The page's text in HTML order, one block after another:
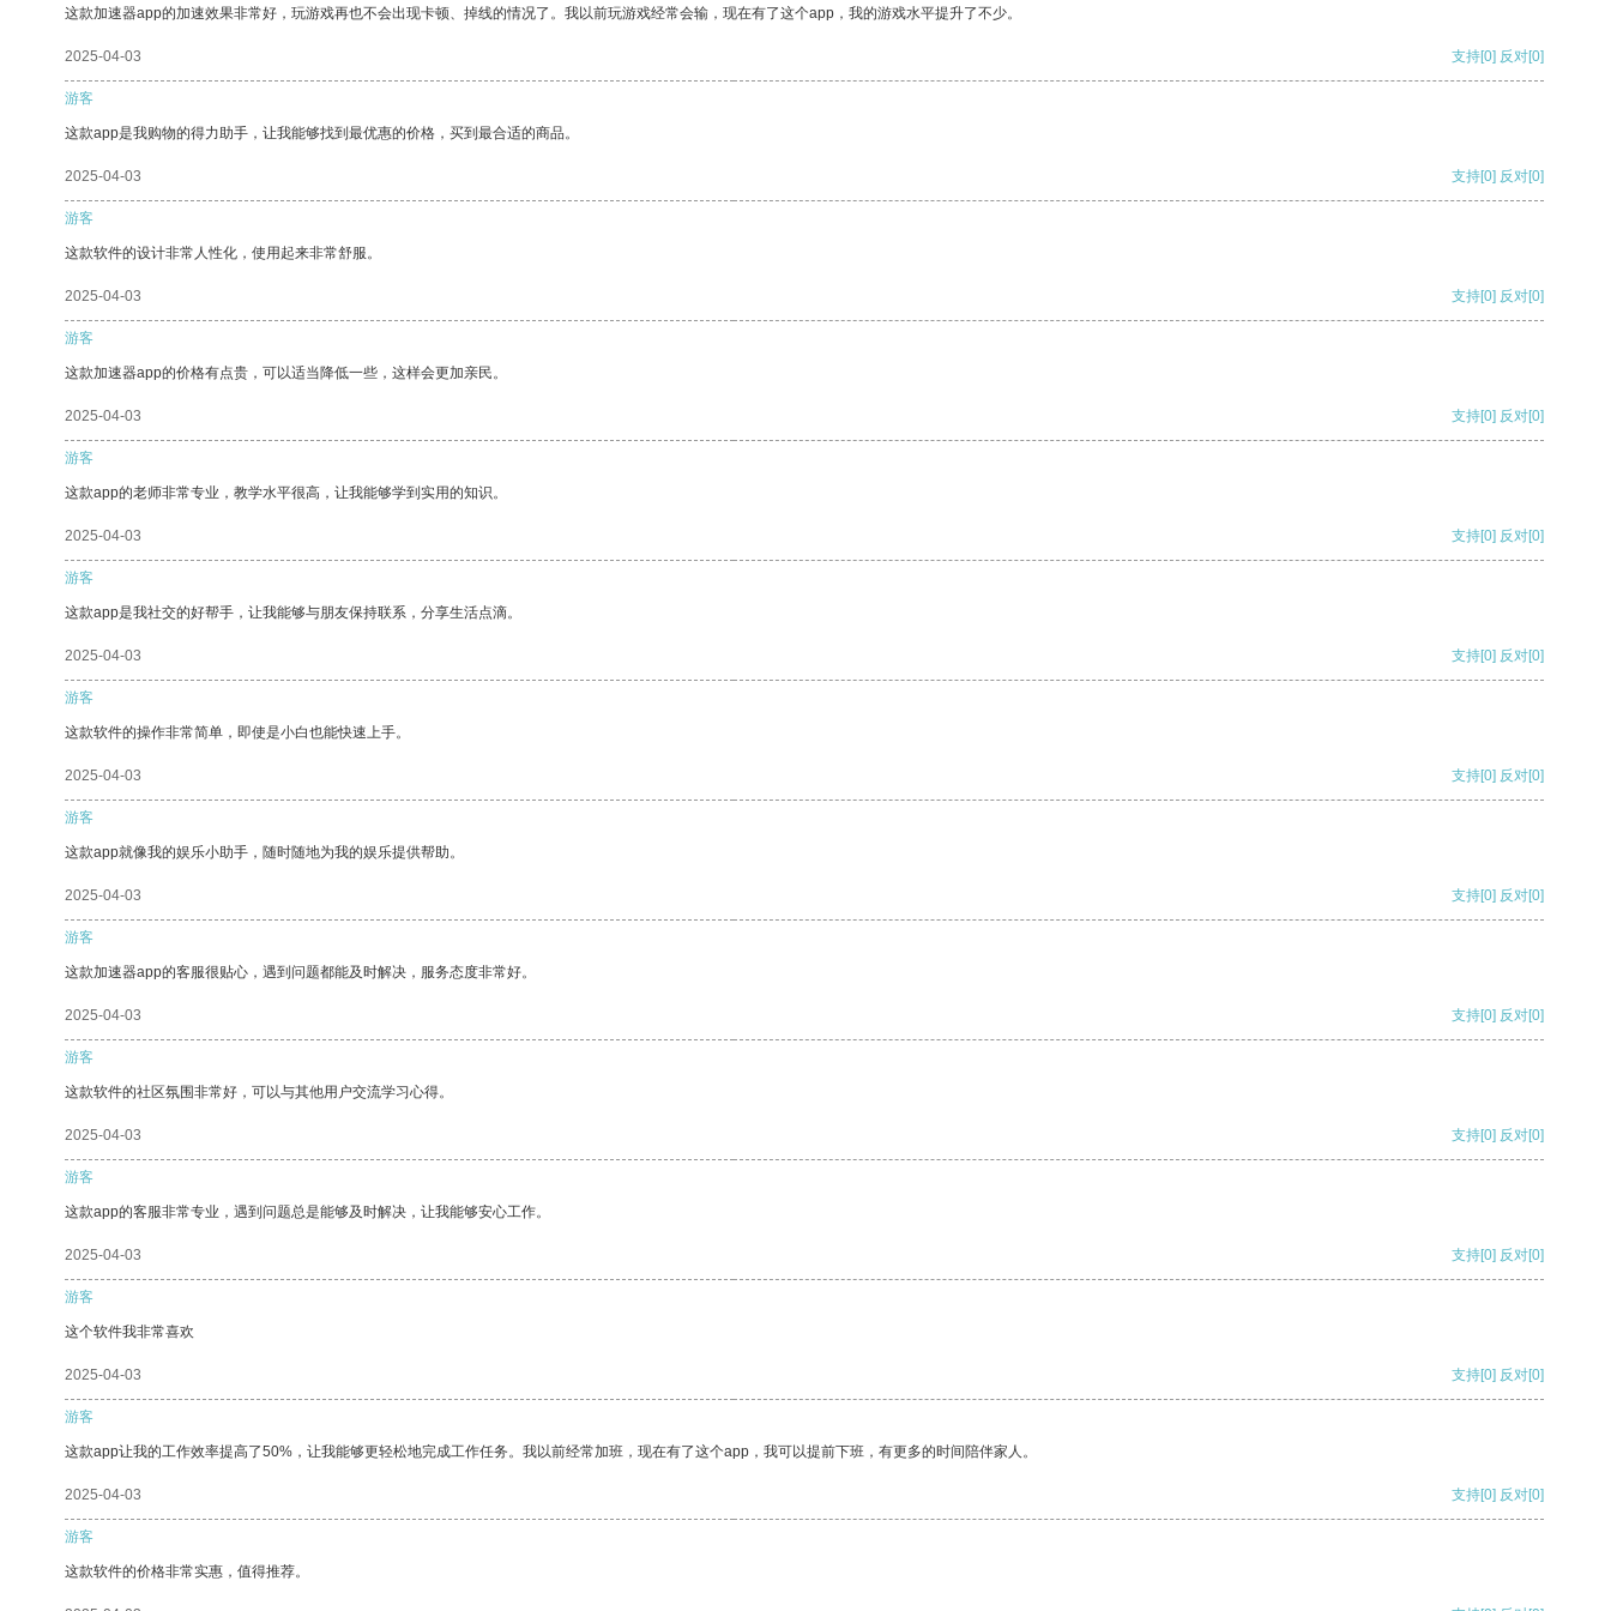
这款加速器app的加速效果非常好，玩游戏再也不会出现卡顿、掉线的情况了。我以前玩游戏经常会输，现在有了这个app，我的游戏水平提升了不少。
2025-04-03 支持[0] 反对[0]
游客
这款app是我购物的得力助手，让我能够找到最优惠的价格，买到最合适的商品。
2025-04-03 支持[0] 反对[0]
游客
这款软件的设计非常人性化，使用起来非常舒服。
2025-04-03 支持[0] 反对[0]
游客
这款加速器app的价格有点贵，可以适当降低一些，这样会更加亲民。
2025-04-03 支持[0] 反对[0]
游客
这款app的老师非常专业，教学水平很高，让我能够学到实用的知识。
2025-04-03 支持[0] 反对[0]
游客
这款app是我社交的好帮手，让我能够与朋友保持联系，分享生活点滴。
2025-04-03 支持[0] 反对[0]
游客
这款软件的操作非常简单，即使是小白也能快速上手。
2025-04-03 支持[0] 反对[0]
游客
这款app就像我的娱乐小助手，随时随地为我的娱乐提供帮助。
2025-04-03 支持[0] 反对[0]
游客
这款加速器app的客服很贴心，遇到问题都能及时解决，服务态度非常好。
2025-04-03 支持[0] 反对[0]
游客
这款软件的社区氛围非常好，可以与其他用户交流学习心得。
2025-04-03 支持[0] 反对[0]
游客
这款app的客服非常专业，遇到问题总是能够及时解决，让我能够安心工作。
2025-04-03 支持[0] 反对[0]
游客
这个软件我非常喜欢
2025-04-03 支持[0] 反对[0]
游客
这款app让我的工作效率提高了50%，让我能够更轻松地完成工作任务。我以前经常加班，现在有了这个app，我可以提前下班，有更多的时间陪伴家人。
2025-04-03 支持[0] 反对[0]
游客
这款软件的价格非常实惠，值得推荐。